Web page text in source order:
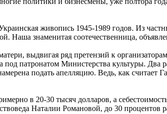
живопись 1945-1989 годов. Из
Наша знаменитая соотечественница,
выдвигая ряд претензий к
под патронатом Министерства культуры.
подать апелляцию. Ведь, как
в 20-30 тысяч долларов, а
Наталии Романовой, до 30 процентов